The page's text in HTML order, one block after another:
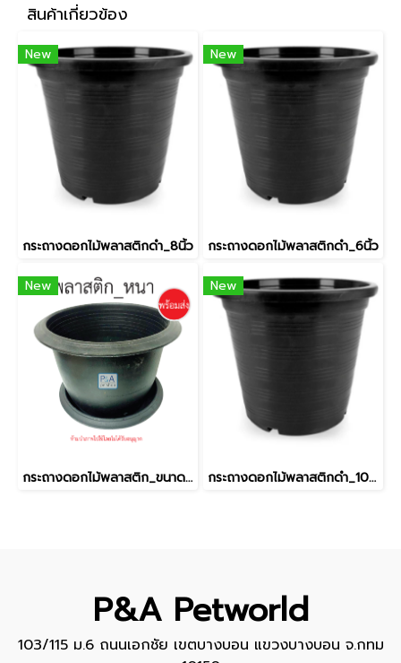
สินค้าเกี่ยวข้อง
New
กระถางดอกไม้พลาสติกดำ_8นิ้ว
New
กระถางดอกไม้พลาสติกดำ_6นิ้ว
New
กระถางดอกไม้พลาสติก_ขนาดยักษ์ / พลาสติกหนา ทนทาน / 20นิ้ว.
New
กระถางดอกไม้พลาสติกดำ_10นิ้ว
P&A Petworld
103/115 ม.6 ถนนเอกชัย เขตบางบอน แขวงบางบอน จ.กทม